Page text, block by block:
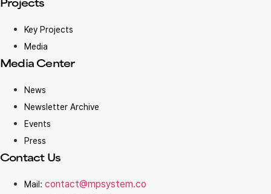
Projects
Key Projects
Media
Media Center
News
Newsletter Archive
Events
Press
Contact Us
Mail: contact@mpsystem.co